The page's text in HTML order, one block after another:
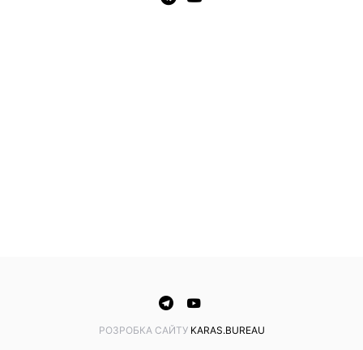
PОЗРОБКА САЙТУ KARAS.BUREAU